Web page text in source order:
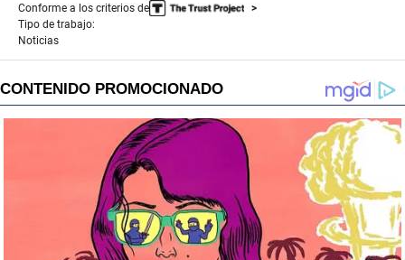
Conforme a los criterios de
Tipo de trabajo:
Noticias